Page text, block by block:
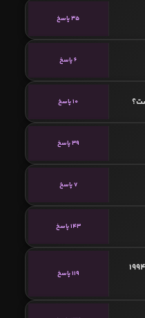
35 پاسخ
6 پاسخ
10 پاسخ
39 پاسخ
7 پاسخ
143 پاسخ
سرمربی تیم ملی هلند در جام جهانی 1994
119 پاسخ